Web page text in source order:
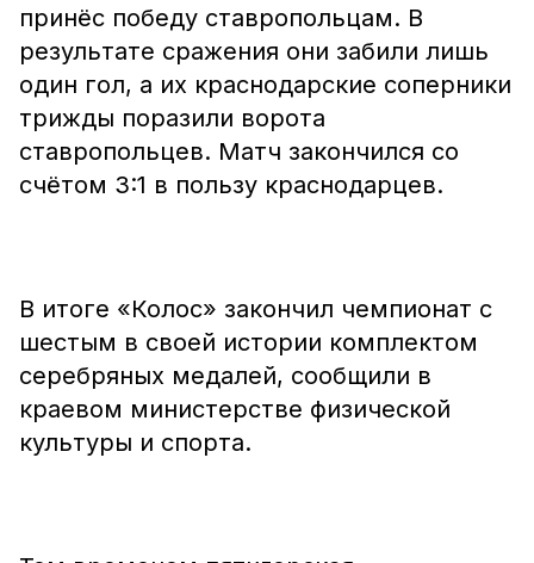
принёс победу ставропольцам. В
результате сражения они забили лишь
один гол, а их краснодарские соперники
трижды поразили ворота
ставропольцев. Матч закончился со
счётом 3:1 в пользу краснодарцев.
В итоге «Колос» закончил чемпионат с
шестым в своей истории комплектом
серебряных медалей, сообщили в
краевом министерстве физической
культуры и спорта.